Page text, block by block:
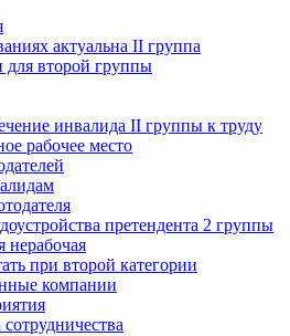
актуальна II группа
для второй группы
инвалида II группы к труду
рабочее место
претендента 2 группы
нерабочая
при второй категории
компании